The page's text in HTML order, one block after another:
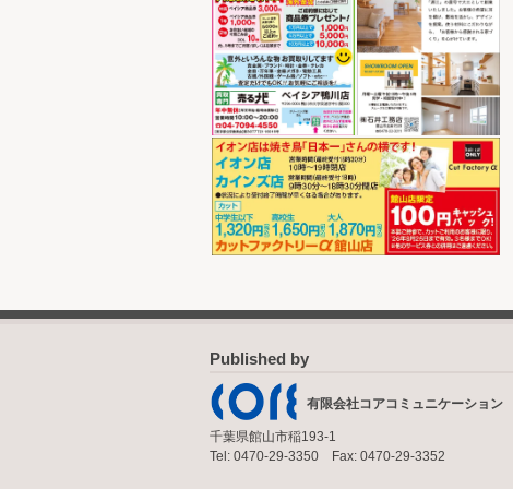
Published by
有限会社コアコミュニケーション
千葉県館山市稲193-1
Tel: 0470-29-3350 Fax: 0470-29-3352